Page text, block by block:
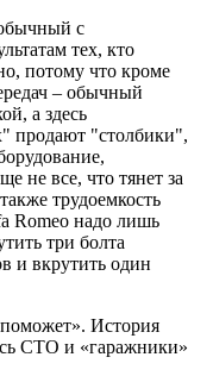
с
тех, кто
потому что кроме
– обычный
а здесь
продают "столбики",
не все, что тянет за
трудоемкость
Romeo надо лишь
три болта
и вкрутить один